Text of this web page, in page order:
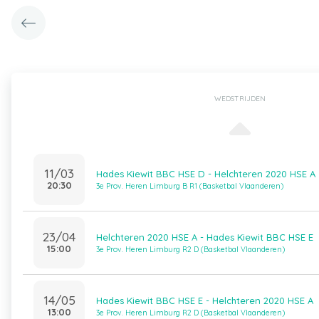
WEDSTRIJDEN
11/03
20:30
Hades Kiewit BBC HSE D - Helchteren 2020 HSE A
3e Prov. Heren Limburg B R1 (Basketbal Vlaanderen)
23/04
15:00
Helchteren 2020 HSE A - Hades Kiewit BBC HSE E
3e Prov. Heren Limburg R2 D (Basketbal Vlaanderen)
14/05
13:00
Hades Kiewit BBC HSE E - Helchteren 2020 HSE A
3e Prov. Heren Limburg R2 D (Basketbal Vlaanderen)